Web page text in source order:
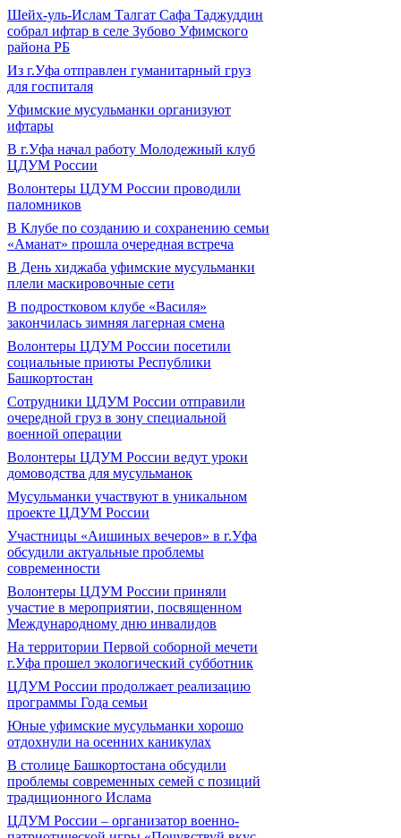
Шейх-уль-Ислам Талгат Сафа Таджуддин
собрал ифтар в селе Зубово Уфимского
района РБ
Из г.Уфа отправлен гуманитарный груз
для госпиталя
Уфимские мусульманки организуют
ифтары
В г.Уфа начал работу Молодежный клуб
ЦДУМ России
Волонтеры ЦДУМ России проводили
паломников
В Клубе по созданию и сохранению семьи
«Аманат» прошла очередная встреча
В День хиджаба уфимские мусульманки
плели маскировочные сети
В подростковом клубе «Василя»
закончилась зимняя лагерная смена
Волонтеры ЦДУМ России посетили
социальные приюты Республики
Башкортостан
Сотрудники ЦДУМ России отправили
очередной груз в зону специальной
военной операции
Волонтеры ЦДУМ России ведут уроки
домоводства для мусульманок
Мусульманки участвуют в уникальном
проекте ЦДУМ России
Участницы «Аишиных вечеров» в г.Уфа
обсудили актуальные проблемы
современности
Волонтеры ЦДУМ России приняли
участие в мероприятии, посвященном
Международному дню инвалидов
На территории Первой соборной мечети
г.Уфа прошел экологический субботник
ЦДУМ России продолжает реализацию
программы Года семьи
Юные уфимские мусульманки хорошо
отдохнули на осенних каникулах
В столице Башкортостана обсудили
проблемы современных семей с позиций
традиционного Ислама
ЦДУМ России – организатор военно-